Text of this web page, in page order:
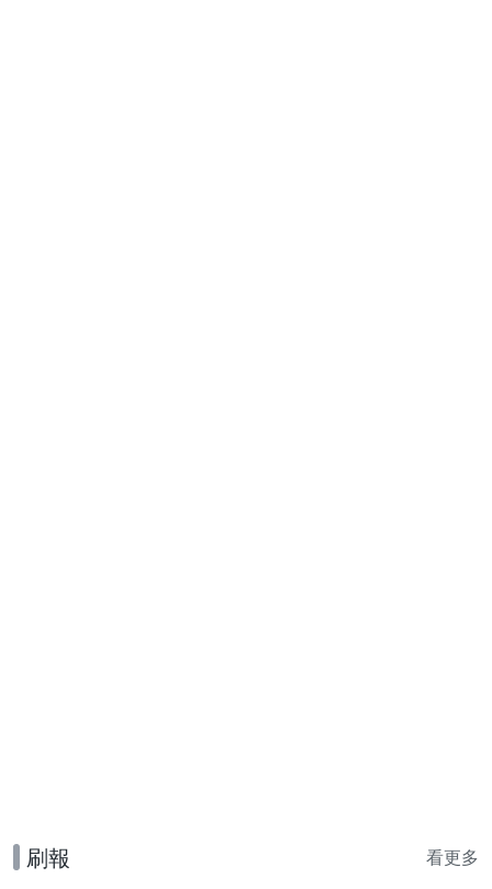
刷報 看更多